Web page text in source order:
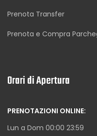
Prenota Transfer
Prenota e Compra
Orari di Apertura
PRENOTAZIONI ONLINE:
Lun a Dom 00:00 23:59